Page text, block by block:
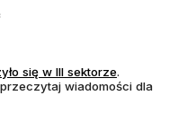
się w III sektorzeotwiera się
.
się w nowej karcie
, przeczytaj wiadomości dla
w nowej karcie